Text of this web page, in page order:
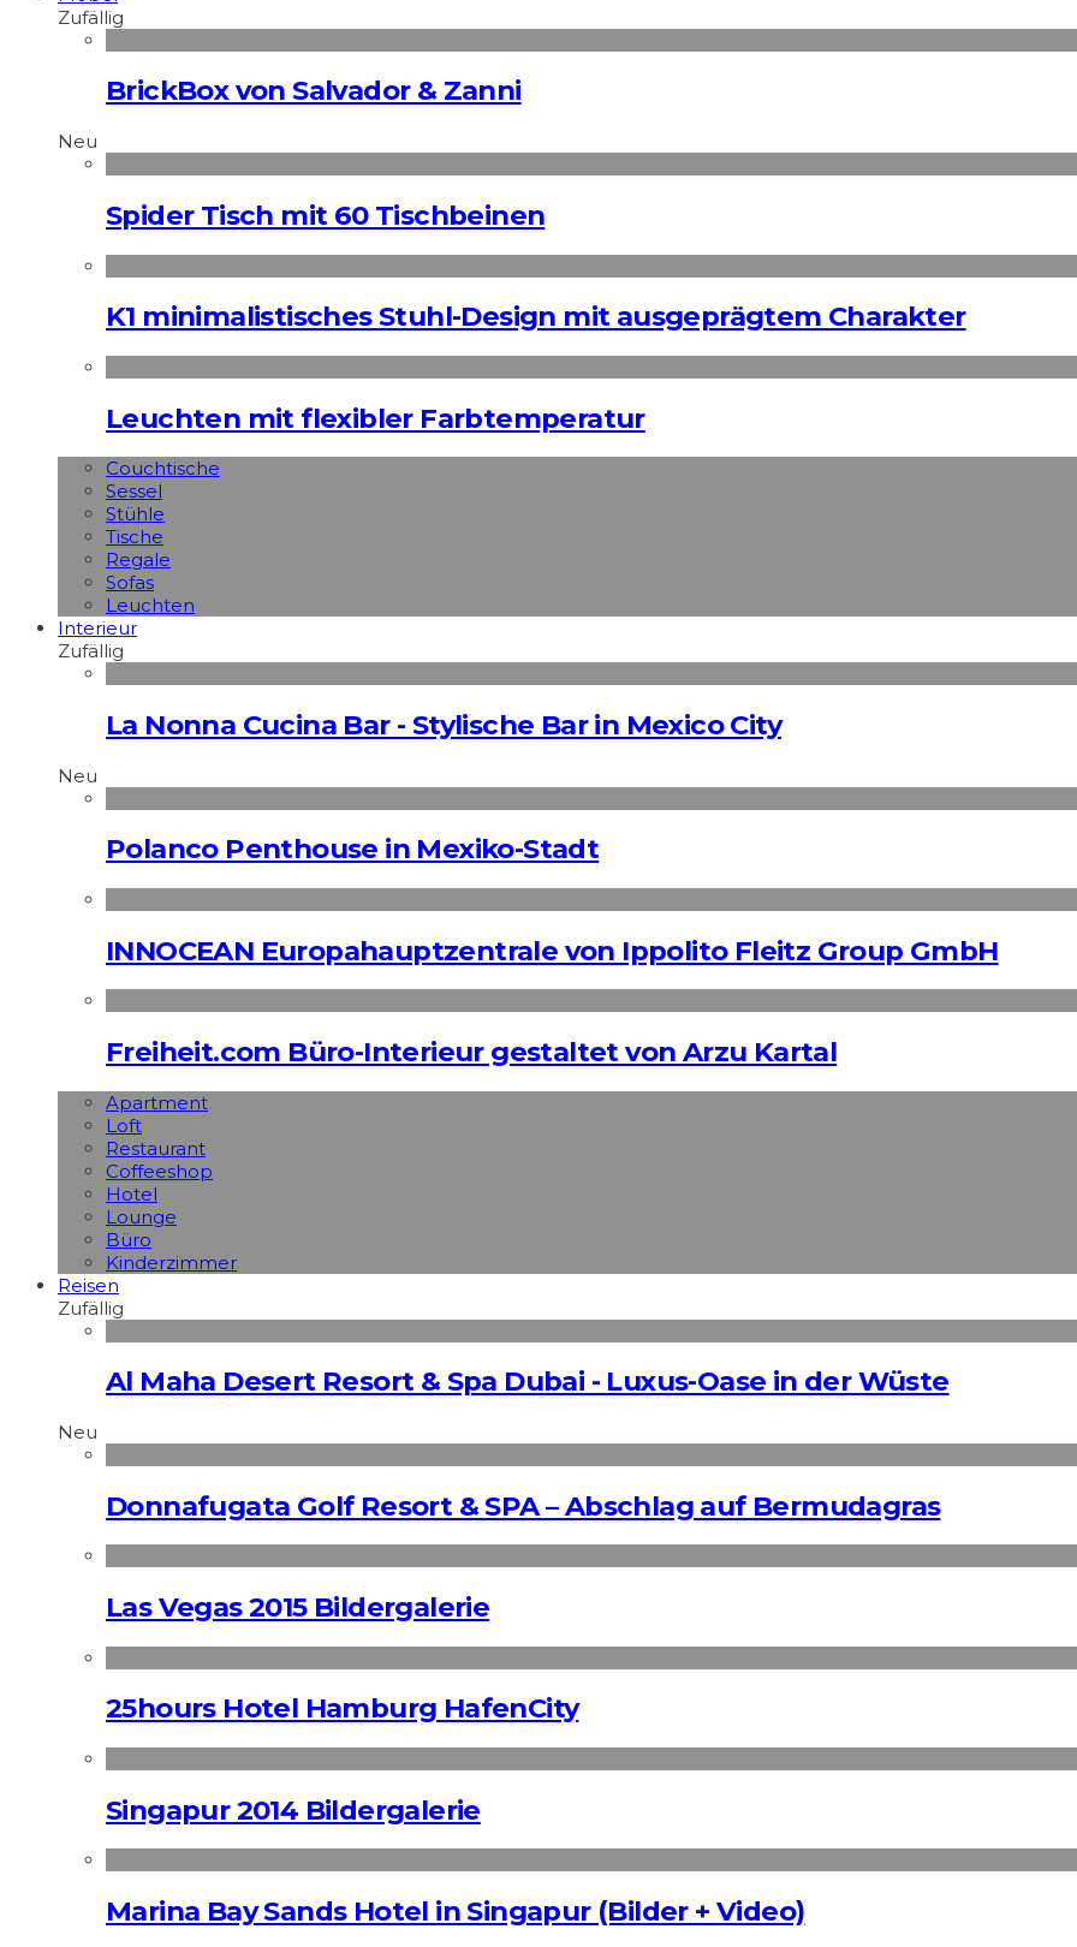
Zufällig
BrickBox von Salvador & Zanni
Neu
Spider Tisch mit 60 Tischbeinen
K1 minimalistisches Stuhl-Design mit ausgeprägtem Charakter
Leuchten mit flexibler Farbtemperatur
Couchtische
Sessel
Stühle
Tische
Regale
Sofas
Leuchten
Interieur
Zufällig
La Nonna Cucina Bar - Stylische Bar in Mexico City
Neu
Polanco Penthouse in Mexiko-Stadt
INNOCEAN Europahauptzentrale von Ippolito Fleitz Group GmbH
Freiheit.com Büro-Interieur gestaltet von Arzu Kartal
Apart­ment
Loft
Restaurant
Coffeeshop
Hotel
Lounge
Büro
Kinderzimmer
Reisen
Zufällig
Al Maha Desert Resort & Spa Dubai - Luxus-Oase in der Wüste
Neu
Donnafugata Golf Resort & SPA – Abschlag auf Bermudagras
Las Vegas 2015 Bildergalerie
25hours Hotel Hamburg HafenCity
Singapur 2014 Bildergalerie
Marina Bay Sands Hotel in Singapur (Bilder + Video)